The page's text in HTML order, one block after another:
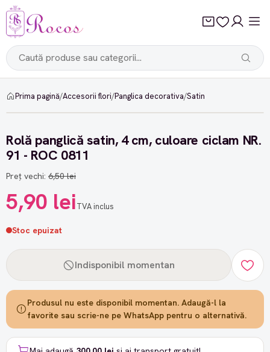
Prima pagină/Accesorii flori/Panglica decorativa/Satin
-9%
Rolă panglică satin, 4 cm, culoare ciclam NR.
91 - ROC 0811
Preț vechi: 6,50 lei
5,90 leiTVA inclus
Stoc epuizat
Indisponibil momentan
Produsul nu este disponibil momentan. Adaugă-l la
favorite sau scrie-ne pe WhatsApp pentru o alternativă.